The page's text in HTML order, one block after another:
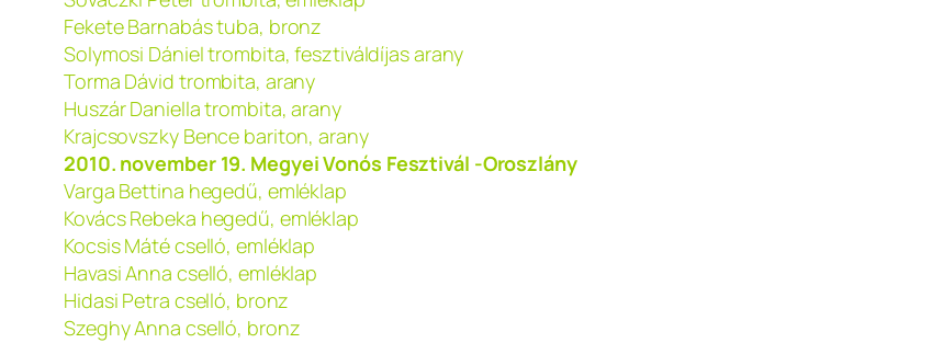
Fekete Barnabás tuba, bronz
Solymosi Dániel trombita, fesztiváldíjas arany
Torma Dávid trombita, arany
Huszár Daniella trombita, arany
Krajcsovszky Bence bariton, arany
2010. november 19. Megyei Vonós Fesztivál -Oroszlány
Varga Bettina hegedű, emléklap
Kovács Rebeka hegedű, emléklap
Kocsis Máté cselló, emléklap
Havasi Anna cselló, emléklap
Hidasi Petra cselló, bronz
Szeghy Anna cselló, bronz